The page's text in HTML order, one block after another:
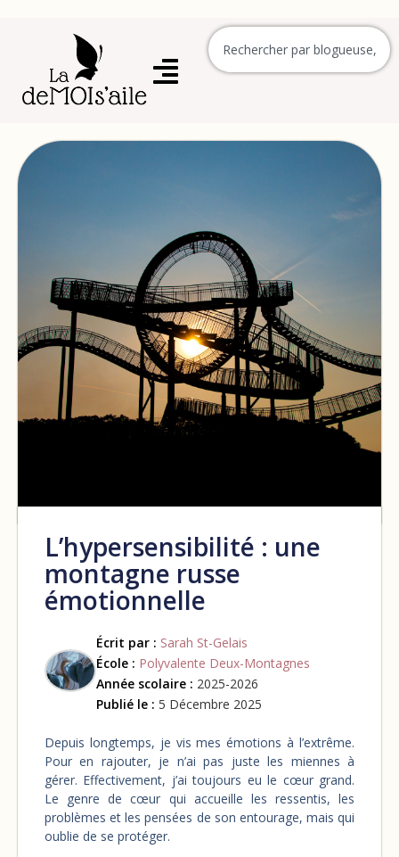
L’hypersensibilité : une
montagne russe
émotionnelle
Écrit par : Sarah St-Gelais
École : Polyvalente Deux-Montagnes
Année scolaire : 2025-2026
Publié le : 5 Décembre 2025
Depuis longtemps, je vis mes émotions à l’extrême.
Pour en rajouter, je n’ai pas juste les miennes à
gérer. Effectivement, j’ai toujours eu le cœur grand.
Le genre de cœur qui accueille les ressentis, les
problèmes et les pensées de son entourage, mais qui
oublie de se protéger.